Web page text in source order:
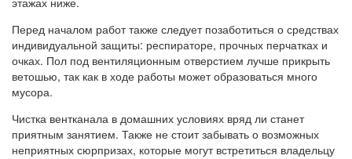
Перед началом работ также следует позаботиться о средствах
индивидуальной защиты: респираторе, прочных перчатках и
очках. Пол под вентиляционным отверстием лучше прикрыть
ветошью, так как в ходе работы может образоваться много
мусора.
Чистка вентканала в домашних условиях вряд ли станет
приятным занятием. Также не стоит забывать о возможных
неприятных сюрпризах, которые могут встретиться владельцу